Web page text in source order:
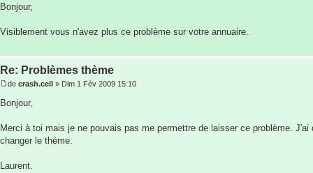
Bonjour,
Visiblement vous n'avez plus ce problème sur votre annuaire.
Re: Problèmes thème
de crash.cell » Dim 1 Fév 2009 15:10
Bonjour,
Merci à toi mais je ne pouvais pas me permettre de laisser ce problème.
changer le thème.
Laurent.